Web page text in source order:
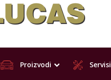
Proizvodi Servisi